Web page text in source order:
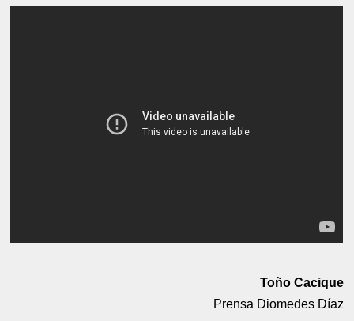
Toño Cacique
Prensa Diomedes Díaz